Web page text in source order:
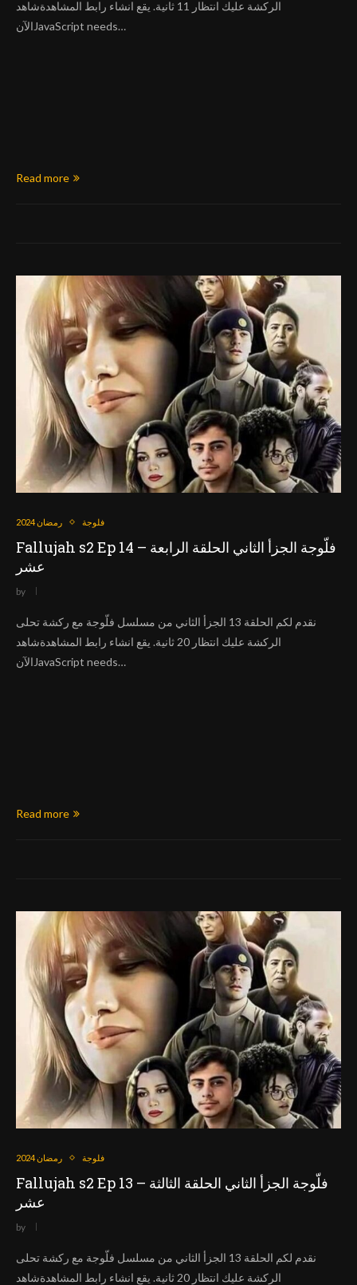
الركشة عليك انتظار 11 ثانية. يقع انشاء رابط المشاهدةشاهد
الآنJavaScript needs…
Read more
رمضان 2024 فلوجة
Fallujah s2 Ep 14 – فلّوجة الجزأ الثاني الحلقة الرابعة
عشر
by
نقدم لكم الحلقة 13 الجزأ الثاني من مسلسل فلّوجة مع ركشة تحلى
الركشة عليك انتظار 20 ثانية. يقع انشاء رابط المشاهدةشاهد
الآنJavaScript needs…
Read more
رمضان 2024 فلوجة
Fallujah s2 Ep 13 – فلّوجة الجزأ الثاني الحلقة الثالثة
عشر
by
نقدم لكم الحلقة 13 الجزأ الثاني من مسلسل فلّوجة مع ركشة تحلى
الركشة عليك انتظار 20 ثانية. يقع انشاء رابط المشاهدةشاهد